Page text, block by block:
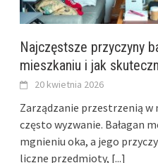
Najczęstsze przyczyny
mieszkaniu i jak
20 kwietnia 2026
Zarządzanie przestrzenią w
często wyzwanie. Bałagan
mgnieniu oka, a jego
liczne przedmioty, [...]